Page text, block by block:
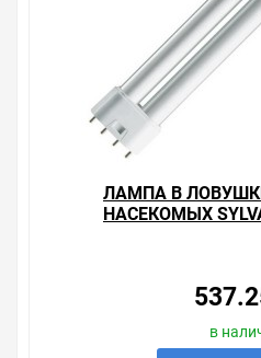
ЛАМПА В
НАСЕКОМЫХ
в